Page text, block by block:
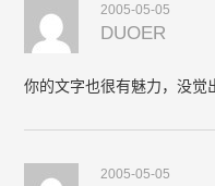
2005-05-05
DUOER
你的文字也很有魅力，没觉
2005-05-05